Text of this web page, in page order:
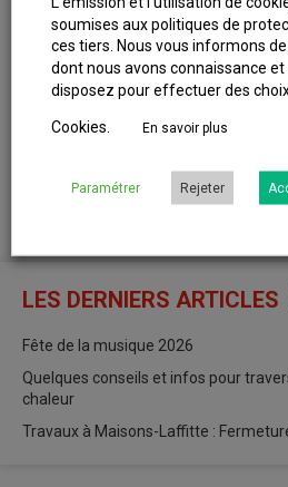
Merci d’avoir été là, vraiment. Merci
parfois pesté contre moi quand ça
plaisir.
Prenez soin de vous, et bon trajet.
LES DERNIERS ARTICLES
Fête de la musique 2026
Quelques conseils et infos pour
chaleur
Travaux à Maisons-Laffitte :
soumises aux politiques de
ces tiers. Nous vous informons
dont nous avons connaissance
disposez pour effectuer des
Cookies. En savoir plus
Paramétrer Rejeter